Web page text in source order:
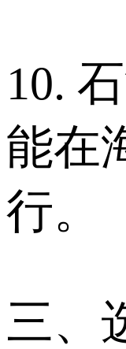
10.
能在
行。
三、